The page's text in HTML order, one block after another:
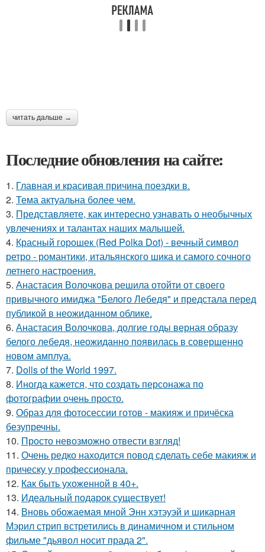
читать дальше →
Последние обновления на сайте:
1. Главная и красивая причина поездки в.
2. Тема актуальна более чем.
3. Представляете, как интересно узнавать о необычных
увлечениях и талантах наших малышей.
4. Красный горошек (Red Polka Dot) - вечный символ
ретро - романтики, итальянского шика и самого сочного
летнего настроения.
5. Анастасия Волочкова решила отойти от своего
привычного имиджа "Белого Лебедя" и предстала перед
публикой в неожиданном облике.
6. Анастасия Волочкова, долгие годы верная образу
белого лебедя, неожиданно появилась в совершенно
новом амплуа.
7. Dolls of the World 1997.
8. Иногда кажется, что создать персонажа по
фотографии очень просто.
9. Образ для фотосессии готов - макияж и причёска
безупречны.
10. Просто невозможно отвести взгляд!
11. Очень редко находится повод сделать себе макияж и
прическу у профессионала.
12. Как быть ухоженной в 40+.
13. Идеальный подарок существует!
14. Вновь обожаемая мной Энн хэтэуэй и шикарная
Мэрил стрип встретились в динамичном и стильном
фильме "дьявол носит прада 2".